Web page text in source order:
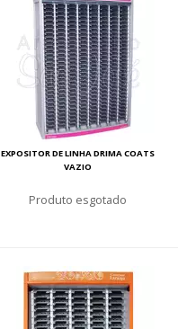
EXPOSITOR DE LINHA DRIMA COATS
VAZIO
esgotado